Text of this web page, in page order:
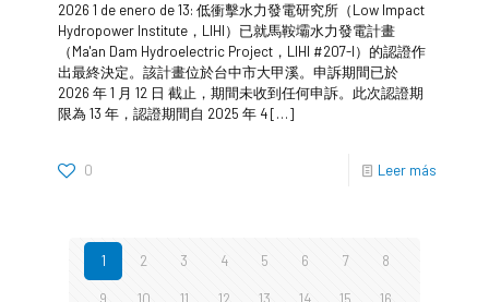
2026 1 de enero de 13: 低衝擊水力發電研究所（Low Impact
Hydropower Institute，LIHI）已就馬鞍壩水力發電計畫
（Ma'an Dam Hydroelectric Project，LIHI #207-I）的認證作
出最終決定。該計畫位於台中市大甲溪。申訴期間已於
2026 年 1 月 12 日 截止，期間未收到任何申訴。此次認證期
限為 13 年，認證期間自 2025 年 4[…]
0 Leer más
1 2 3 4 5 6 7 8